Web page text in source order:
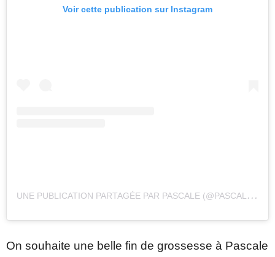
Voir cette publication sur Instagram
U
NE PUBLICATION PARTAGÉE PAR PASCALE (@PASCALEROBITAILLE)
On souhaite une belle fin de grossesse à Pascale